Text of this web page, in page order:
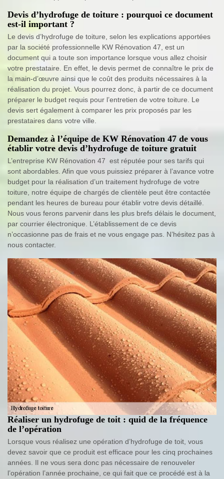
Devis d’hydrofuge de toiture : pourquoi ce document
est-il important ?
Le devis d’hydrofuge de toiture, selon les explications apportées
par la société professionnelle KW Rénovation 47, est un
document qui a toute son importance lorsque vous allez choisir
votre prestataire. En effet, le devis permet de connaître le prix de
la main-d’œuvre ainsi que le coût des produits nécessaires à la
réalisation du projet. Vous pourrez donc, à partir de ce document
préparer le budget requis pour l’entretien de votre toiture. Le
devis sert également à comparer les prix proposés par les
prestataires dans votre ville.
Demandez à l’équipe de KW Rénovation 47 de vous
établir votre devis d’hydrofuge de toiture gratuit
L’entreprise KW Rénovation 47 est réputée pour ses tarifs qui
sont abordables. Afin que vous puissiez préparer à l’avance votre
budget pour la réalisation d’un traitement hydrofuge de votre
toiture, notre équipe de chargés de clientèle peut être contactée
pendant les heures de bureau pour établir votre devis détaillé.
Nous vous ferons parvenir dans les plus brefs délais le document,
par courrier électronique. L’établissement de ce devis
n’occasionne pas de frais et ne vous engage pas. N’hésitez pas à
nous contacter.
Réaliser un hydrofuge de toit : quid de la fréquence
de l’opération
Lorsque vous réalisez une opération d’hydrofuge de toit, vous
devez savoir que ce produit est efficace pour les cinq prochaines
années. Il ne vous sera donc pas nécessaire de renouveler
l’opération l’année prochaine, ce qui fait que ce procédé est à la